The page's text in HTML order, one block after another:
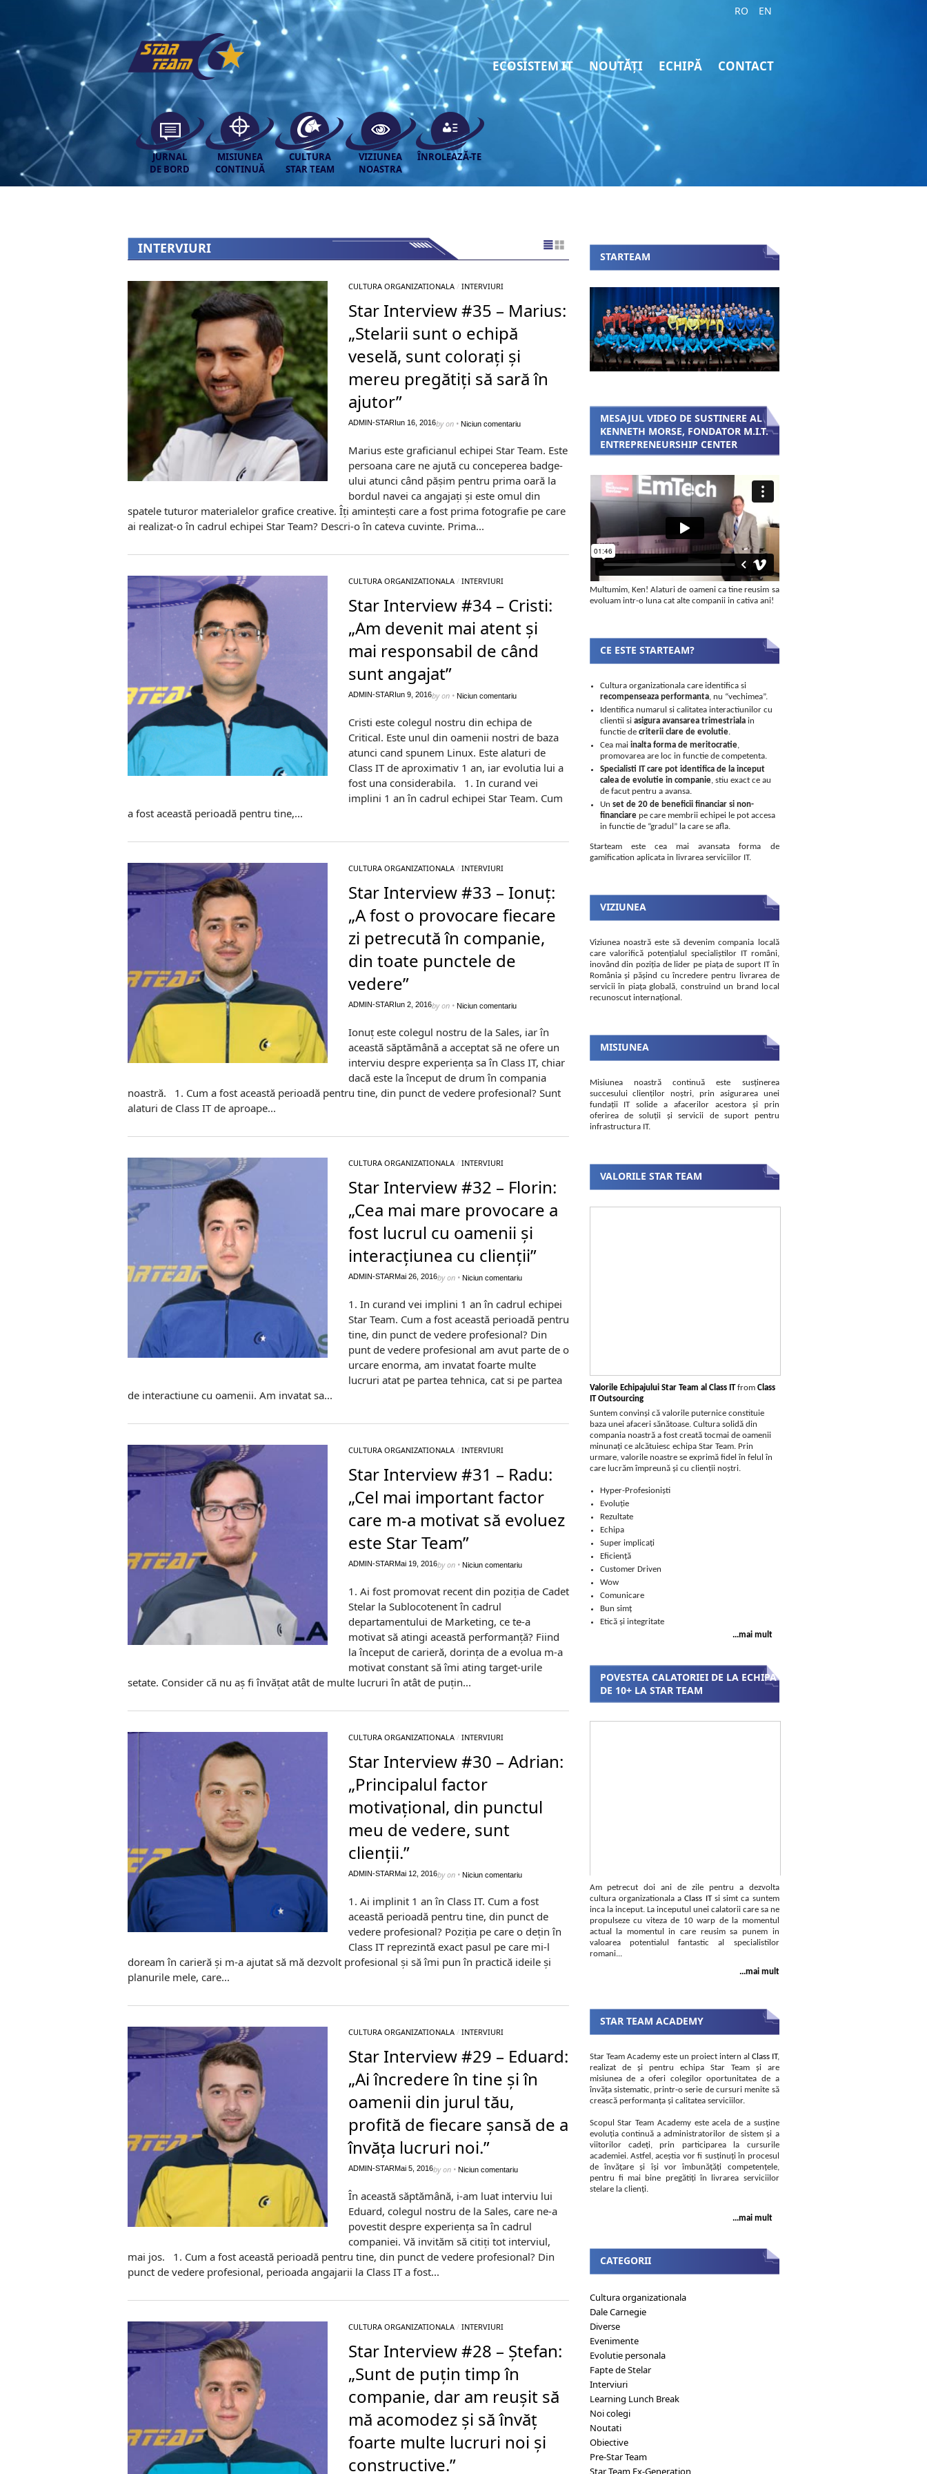
RO EN
ECOSISTEM IT NOUTĂȚI ECHIPĂ CONTACT
JURNAL
DE BORD
MISIUNEA
CONTINUĂ
CULTURA
STAR TEAM
VIZIUNEA
NOASTRA
ÎNROLEAZĂ-TE
INTERVIURI
CULTURA ORGANIZATIONALA/ INTERVIURI
Star Interview #35 – Marius:
„Stelarii sunt o echipă
veselă, sunt colorați și
mereu pregătiți să sară în
ajutor”
by
ADMIN-STAR on
Iun 16, 2016 • Niciun comentariu
Marius este graficianul echipei Star Team. Este
persoana care ne ajută cu conceperea badge-
ului atunci când pășim pentru prima oară la
bordul navei ca angajați și este omul din
spatele tuturor materialelor grafice creative. Îți amintești care a fost prima fotografie pe care
ai realizat-o în cadrul echipei Star Team? Descri-o în cateva cuvinte. Prima...
CULTURA ORGANIZATIONALA/ INTERVIURI
Star Interview #34 – Cristi:
„Am devenit mai atent și
mai responsabil de când
sunt angajat”
by
ADMIN-STAR on
Iun 9, 2016 • Niciun comentariu
Cristi este colegul nostru din echipa de
Critical. Este unul din oamenii nostri de baza
atunci cand spunem Linux. Este alaturi de
Class IT de aproximativ 1 an, iar evolutia lui a
fost una considerabila. 1. In curand vei
implini 1 an în cadrul echipei Star Team. Cum
a fost această perioadă pentru tine,...
CULTURA ORGANIZATIONALA/ INTERVIURI
Star Interview #33 – Ionuț:
„A fost o provocare fiecare
zi petrecută în companie,
din toate punctele de
vedere”
by
ADMIN-STAR on
Iun 2, 2016 • Niciun comentariu
Ionuț este colegul nostru de la Sales, iar în
această săptămână a acceptat să ne ofere un
interviu despre experiența sa în Class IT, chiar
dacă este la început de drum în compania
noastră. 1. Cum a fost această perioadă pentru tine, din punct de vedere profesional? Sunt
alaturi de Class IT de aproape...
CULTURA ORGANIZATIONALA/ INTERVIURI
Star Interview #32 – Florin:
„Cea mai mare provocare a
fost lucrul cu oamenii și
interacțiunea cu clienții”
by
ADMIN-STAR on
Mai 26, 2016 • Niciun comentariu
1. In curand vei implini 1 an în cadrul echipei
Star Team. Cum a fost această perioadă pentru
tine, din punct de vedere profesional? Din
punt de vedere profesional am avut parte de o
urcare enorma, am invatat foarte multe
lucruri atat pe partea tehnica, cat si pe partea
de interactiune cu oamenii. Am invatat sa...
CULTURA ORGANIZATIONALA/ INTERVIURI
Star Interview #31 – Radu:
„Cel mai important factor
care m-a motivat să evoluez
este Star Team”
by
ADMIN-STAR on
Mai 19, 2016 • Niciun comentariu
1. Ai fost promovat recent din poziția de Cadet
Stelar la Sublocotenent în cadrul
departamentului de Marketing, ce te-a
motivat să atingi această performanță? Fiind
la început de carieră, dorința de a evolua m-a
motivat constant să îmi ating target-urile
setate. Consider că nu aș fi învățat atât de multe lucruri în atât de puțin...
CULTURA ORGANIZATIONALA/ INTERVIURI
Star Interview #30 – Adrian:
„Principalul factor
motivațional, din punctul
meu de vedere, sunt
clienții.”
by
ADMIN-STAR on
Mai 12, 2016 • Niciun comentariu
1. Ai implinit 1 an în Class IT. Cum a fost
această perioadă pentru tine, din punct de
vedere profesional? Poziția pe care o dețin în
Class IT reprezintă exact pasul pe care mi-l
doream în carieră și m-a ajutat să mă dezvolt profesional și să îmi pun în practică ideile și
planurile mele, care...
CULTURA ORGANIZATIONALA/ INTERVIURI
Star Interview #29 – Eduard:
„Ai încredere în tine și în
oamenii din jurul tău,
profită de fiecare șansă de a
învăța lucruri noi.”
by
ADMIN-STAR on
Mai 5, 2016 • Niciun comentariu
În această săptămână, i-am luat interviu lui
Eduard, colegul nostru de la Sales, care ne-a
povestit despre experiența sa în cadrul
companiei. Vă invităm să citiți tot interviul,
mai jos. 1. Cum a fost această perioadă pentru tine, din punct de vedere profesional? Din
punct de vedere profesional, perioada angajarii la Class IT a fost...
CULTURA ORGANIZATIONALA/ INTERVIURI
Star Interview #28 – Ștefan:
„Sunt de puțin timp în
companie, dar am reușit să
mă acomodez și să învăț
foarte multe lucruri noi și
constructive.”
STARTEAM
MESAJUL VIDEO DE SUSTINERE AL
KENNETH MORSE, FONDATOR M.I.T.
ENTREPRENEURSHIP CENTER
Multumim, Ken! Alaturi de oameni ca tine reusim sa
evoluam intr-o luna cat alte companii in cativa ani!
CE ESTE STARTEAM?
Cultura organizationala care identifica si
recompenseaza performanta, nu “vechimea”.
Identifica numarul si calitatea interactiunilor cu
clientii si asigura avansarea trimestrialain
functie de criterii clare de evolutie.
Cea mai inalta forma de meritocratie,
promovarea are loc in functie de competenta.
Specialisti IT care pot identifica de la inceput
calea de evolutie in companie, stiu exact ce au
de facut pentru a avansa.
Un set de 20 de beneficii financiar si non-
financiarepe care membrii echipei le pot accesa
in functie de “gradul” la care se afla.
Starteam este cea mai avansata forma de
gamification aplicata in livrarea serviciilor IT.
VIZIUNEA
Viziunea noastră este să devenim compania locală
care valorifică potențialul specialiștilor IT români,
inovând din poziția de lider pe piața de suport IT în
România și pășind cu încredere pentru livrarea de
servicii în piața globală, construind un brand local
recunoscut internațional.
MISIUNEA
Misiunea noastră continuă este susținerea
succesului clienților noștri, prin asigurarea unei
fundații IT solide a afacerilor acestora și prin
oferirea de soluții și servicii de suport pentru
infrastructura IT.
VALORILE STAR TEAM
Valorile Echipajului Star Team al Class IT from Class
IT Outsourcing
Suntem convinși că valorile puternice constituie
baza unei afaceri sănătoase. Cultura solidă din
compania noastră a fost creată tocmai de oamenii
minunați ce alcătuiesc echipa Star Team. Prin
urmare, valorile noastre se exprimă fidel în felul în
care lucrăm împreună şi cu clienţii noştri.
Hyper-Profesioniști
Evoluție
Rezultate
Echipa
Super implicați
Eficiență
Customer Driven
Wow
Comunicare
Bun simț
Etică și integritate
...mai mult
POVESTEA CALATORIEI DE LA ECHIPA
DE 10+ LA STAR TEAM
Am petrecut doi ani de zile pentru a dezvolta
cultura organizationala aClass ITsi simt ca suntem
inca la inceput. La inceputul unei calatorii care sa ne
propulseze cu viteza de 10 warp de la momentul
actual la momentul in care reusim sa punem in
valoarea potentialul fantastic al specialistilor
romani...
...mai mult
STAR TEAM ACADEMY
Star Team Academy este un proiect intern al Class IT,
realizat de și pentru echipa Star Team și are
misiunea de a oferi colegilor oportunitatea de a
învăța sistematic, printr-o serie de cursuri menite să
crească performanța și calitatea serviciilor.
Scopul Star Team Academy este acela de a susține
evoluția continuă a administratorilor de sistem și a
viitorilor cadeți, prin participarea la cursurile
academiei. Astfel, aceștia vor fi susținuți în procesul
de învățare și își vor îmbunățăți competențele,
pentru fi mai bine pregătiți în livrarea serviciilor
stelare la clienți.
...mai mult
CATEGORII
Cultura organizationala
Dale Carnegie
Diverse
Evenimente
Evolutie personala
Fapte de Stelar
Interviuri
Learning Lunch Break
Noi colegi
Noutati
Obiective
Pre-Star Team
Star Team Ex-Generation